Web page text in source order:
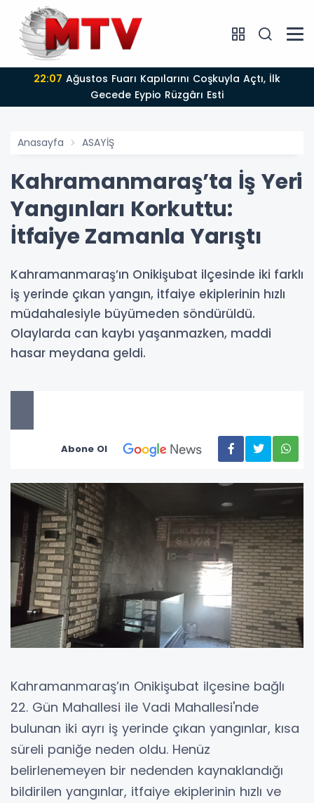
22:07
Gecede Eypio Rüzgârı Esti
Anasayfa ASAYİŞ
Kahramanmaraş’ta İş Yeri
Yangınları Korkuttu:
İtfaiye Zamanla Yarıştı
Kahramanmaraş’ın Onikişubat ilçesinde iki farklı
iş yerinde çıkan yangın, itfaiye ekiplerinin hızlı
müdahalesiyle büyümeden söndürüldü.
Olaylarda can kaybı yaşanmazken, maddi
hasar meydana geldi.
Abone Ol
Kahramanmaraş’ın Onikişubat ilçesine bağlı
22. Gün Mahallesi ile Vadi Mahallesi'nde
bulunan iki ayrı iş yerinde çıkan yangınlar, kısa
süreli paniğe neden oldu. Henüz
belirlenemeyen bir nedenden kaynaklandığı
bildirilen yangınlar, itfaiye ekiplerinin hızlı ve